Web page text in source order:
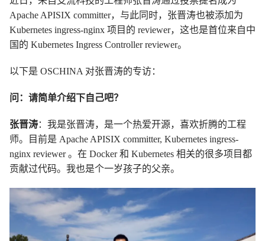
Apache APISIX committer，与此同时，张晋涛也被添加为
Kubernetes ingress-nginx 项目的 reviewer，这也是首位来自中
国的 Kubernetes Ingress Controller reviewer。
以下是 OSCHINA 对张晋涛的专访：
问：请简单介绍下自己吧？
张晋涛：我是张晋涛，是一个热爱开源，喜欢折腾的工程
师。目前是 Apache APISIX committer, Kubernetes ingress-
nginx reviewer 。在 Docker 和 Kubernetes 相关的很多项目都
贡献过代码。我也是个一岁孩子的父亲。